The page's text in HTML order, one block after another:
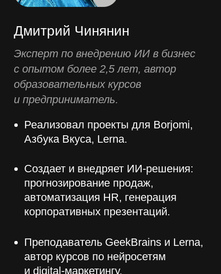
Онлайн-формат
Доступ к видеоурокам 24/7 – учитесь в
удобное время
Каждое занятие